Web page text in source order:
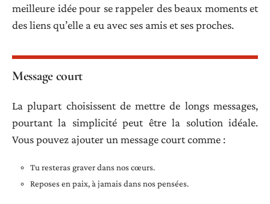
meilleure idée pour se rappeler des beaux moments et
des liens qu’elle a eu avec ses amis et ses proches.
Message court
La plupart choisissent de mettre de longs messages,
pourtant la simplicité peut être la solution idéale.
Vous pouvez ajouter un message court comme :
Tu resteras graver dans nos cœurs.
Reposes en paix, à jamais dans nos pensées.